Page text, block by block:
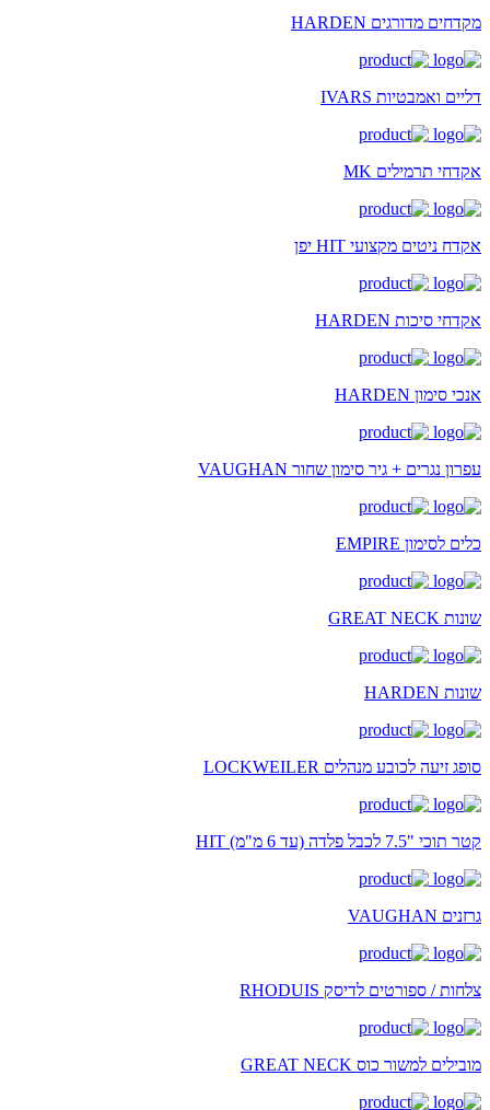
מקדחים מדורגים HARDEN
דליים ואמבטיות IVARS
אקדחי תרמילים MK
אקדח ניטים מקצועי HIT יפן
אקדחי סיכות HARDEN
אנכי סימון HARDEN
עפרון נגרים + גיר סימון שחור VAUGHAN
כלים לסימון EMPIRE
שונות GREAT NECK
שונות HARDEN
סופג זיעה לכובע מנהלים LOCKWEILER
קטר תוכי "7.5 לכבל פלדה (עד 6 מ"מ) HIT
גרזנים VAUGHAN
צלחות / ספורטים לדיסק RHODUIS
מובילים למשור כוס GREAT NECK